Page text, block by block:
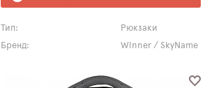
Тип:
Рюкзаки
Бренд:
Winner / SkyName